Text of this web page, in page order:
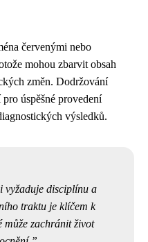
červenými nebo
mohou zbarvit obsah
změn. Dodržování
úspěšné provedení
výsledků.
vyžaduje disciplínu a
traktu je klíčem k
může zachránit život